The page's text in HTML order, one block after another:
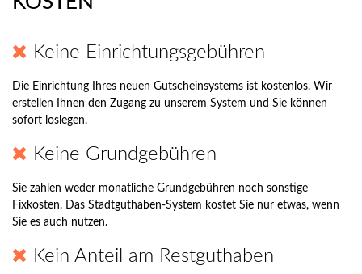
Keine Einrichtungsgebühren
Die Einrichtung Ihres neuen Gutscheinsystems ist kostenlos. Wir
erstellen Ihnen den Zugang zu unserem System und Sie können
sofort loslegen.
Keine Grundgebühren
Sie zahlen weder monatliche Grundgebühren noch sonstige
Fixkosten. Das Stadtguthaben-System kostet Sie nur etwas, wenn
Sie es auch nutzen.
Kein Anteil am Restguthaben